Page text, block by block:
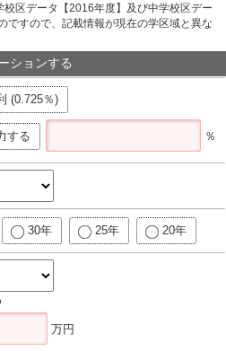
区データ【2016年度】及び中学校区デー
ですので、記載情報が現在の学区域と異な
ションする
(0.725％)
する ％
30年 25年 20年
万円